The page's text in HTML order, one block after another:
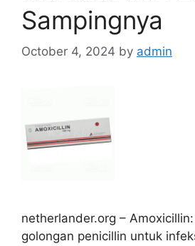
Sampingnya
October 4, 2024 by admin
netherlander.org –
golongan penicillin untuk